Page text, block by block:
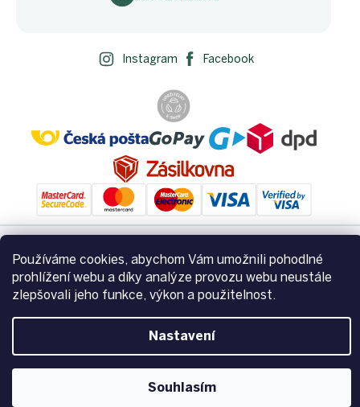
Používáme cookies, abychom Vám umožnili pohodlné
prohlížení webu a díky analýze provozu webu neustále
zlepšovali jeho funkce, výkon a použitelnost.
Nastavení
Souhlasím
Instagram Facebook
Vytvořil Shoptet
Copyright 2026Zemito.cz. Všechna práva vyhrazena.Upravit
nastavení cookies